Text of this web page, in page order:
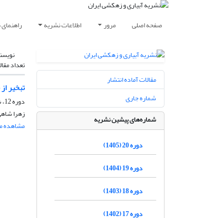
صفحه اصلی مرور اطلاعات نشریه
تعداد
تبخیر
دوره 12، شماره 3، مرداد و شهریور 1397، صفحه
زهرا
مشاهده
مقالات آماده انتشار
شماره جاری
شماره‌های پیشین نشریه
دوره 20 (1405)
دوره 19 (1404)
دوره 18 (1403)
دوره 17 (1402)